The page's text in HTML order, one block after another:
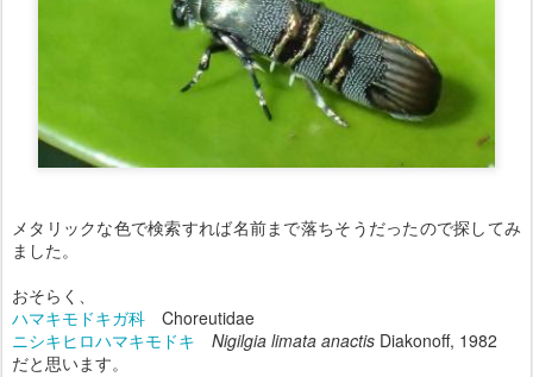
メタリックな色で検索すれば名前まで落ちそうだったので探してみ
ました。
おそらく、
ハマキモドキガ科 Choreutidae
ニシキヒロハマキモドキ
Nigilgia limata anactis Diakonoff, 1982
だと思います。